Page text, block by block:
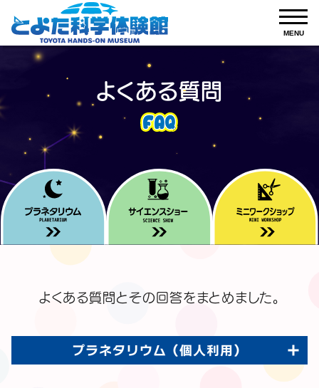
よくある質問
FAQ
よくある質問とその回答をまとめました。
プラネタリウム（個人利用）